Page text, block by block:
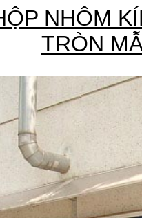
NHÔM
TRÒN